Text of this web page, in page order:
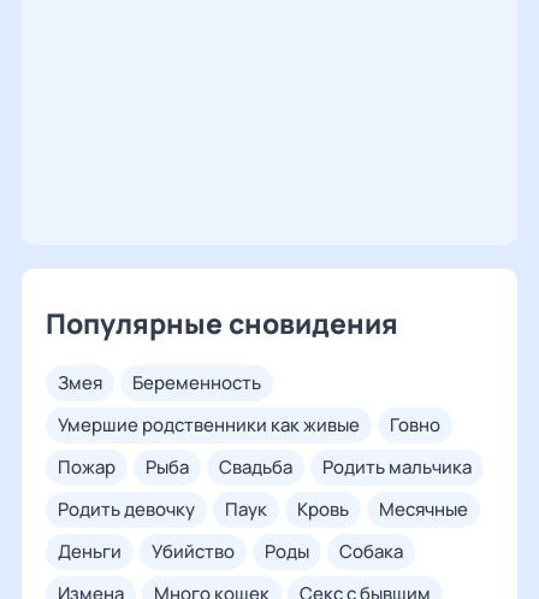
Популярные сновидения
змея
беременность
умершие родственники как живые
говно
пожар
рыба свадьба
родить мальчика
родить девочку
паук кровь
месячные
деньги
убийство роды
собака
измена
много кошек секс с бывшим